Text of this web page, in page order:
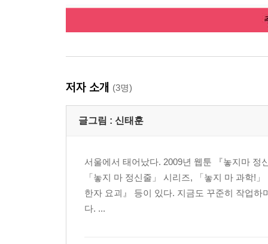
저자 소개 (3명)
글그림 : 신태훈
서울에서 태어났다. 2009년 웹툰 『놓지마 정
「놓지 마 정신줄」 시리즈, 「놓지 마 과학!
한자 요괴』 등이 있다. 지금도 꾸준히 작업
다. ...